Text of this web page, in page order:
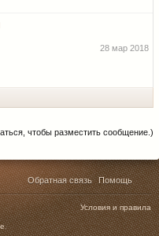
28 мар 2018
чтобы разместить сообщение.)
Обратная связь Помощь
Условия и правила
.